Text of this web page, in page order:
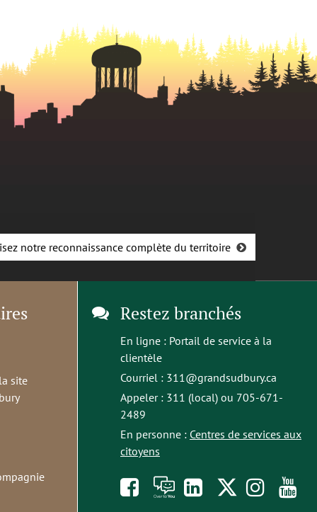
notre reconnaissance complète du territoire
site
Restez branchés
En ligne : Portail de service à la
clientèle
Courriel : 311@grandsudbury.ca
Appeler : 311 (local) ou 705-671-
2489
En personne : Centres de services aux
citoyens
Like À
opensFollow